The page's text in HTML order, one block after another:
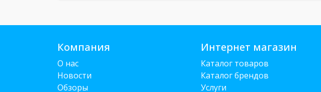
Компания
О нас
Новости
Обзоры
Интернет магазин
Каталог товаров
Каталог брендов
Услуги